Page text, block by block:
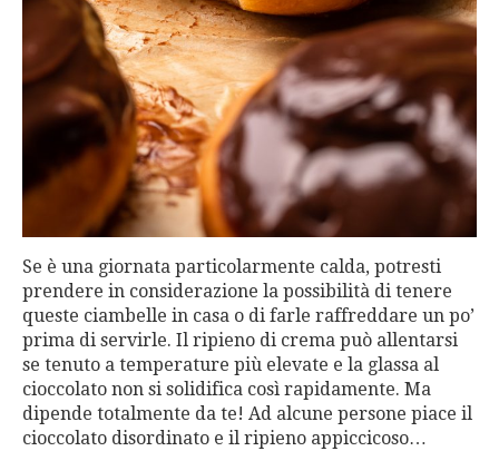
Se è una giornata particolarmente calda, potresti
prendere in considerazione la possibilità di tenere
queste ciambelle in casa o di farle raffreddare un po’
prima di servirle. Il ripieno di crema può allentarsi
se tenuto a temperature più elevate e la glassa al
cioccolato non si solidifica così rapidamente. Ma
dipende totalmente da te! Ad alcune persone piace il
cioccolato disordinato e il ripieno appiccicoso…